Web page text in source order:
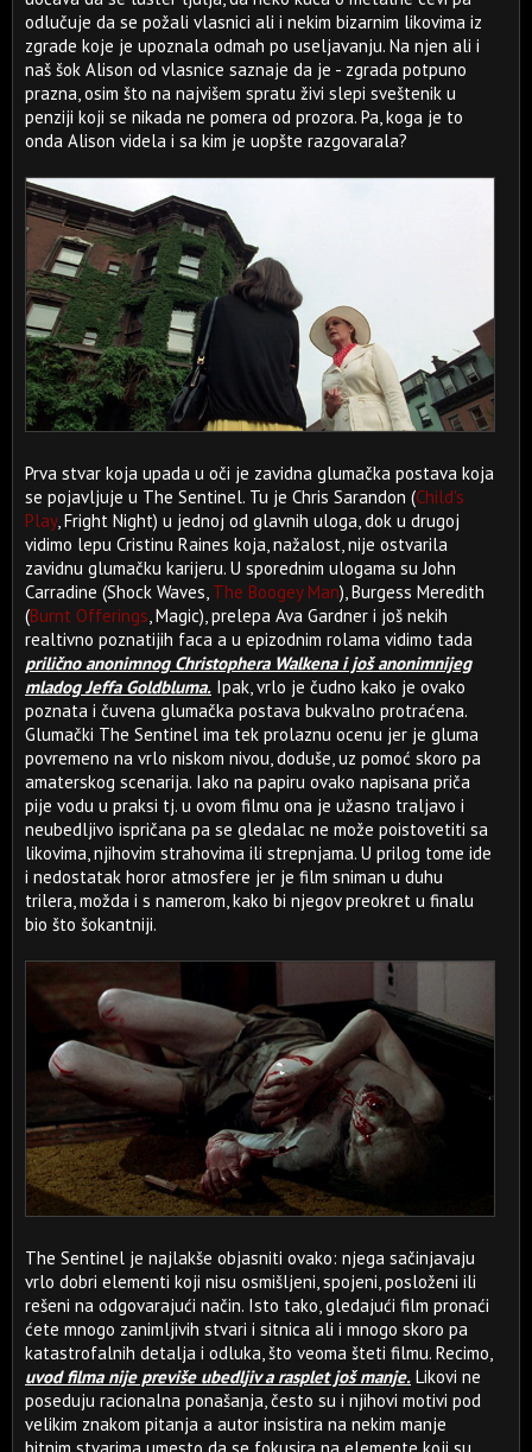
odlučuje da se požali vlasnici ali i nekim bizarnim likovima iz
zgrade koje je upoznala odmah po useljavanju. Na njen ali i
naš šok Alison od vlasnice saznaje da je - zgrada potpuno
prazna, osim što na najvišem spratu živi slepi sveštenik u
penziji koji se nikada ne pomera od prozora. Pa, koga je to
onda Alison videla i sa kim je uopšte razgovarala?
Prva stvar koja upada u oči je zavidna glumačka postava koja
se pojavljuje u The Sentinel. Tu je Chris Sarandon (Child's
Play, Fright Night) u jednoj od glavnih uloga, dok u drugoj
vidimo lepu Cristinu Raines koja, nažalost, nije ostvarila
zavidnu glumačku karijeru. U sporednim ulogama su John
Carradine (Shock Waves, The Boogey Man), Burgess Meredith
(Burnt Offerings, Magic), prelepa Ava Gardner i još nekih
realtivno poznatijih faca a u epizodnim rolama vidimo tada
prilično anonimnog Christophera Walkena i još anonimnijeg
mladog Jeffa Goldbluma. Ipak, vrlo je čudno kako je ovako
poznata i čuvena glumačka postava bukvalno protraćena.
Glumački The Sentinel ima tek prolaznu ocenu jer je gluma
povremeno na vrlo niskom nivou, doduše, uz pomoć skoro pa
amaterskog scenarija. Iako na papiru ovako napisana priča
pije vodu u praksi tj. u ovom filmu ona je užasno traljavo i
neubedljivo ispričana pa se gledalac ne može poistovetiti sa
likovima, njihovim strahovima ili strepnjama. U prilog tome ide
i nedostatak horor atmosfere jer je film sniman u duhu
trilera, možda i s namerom, kako bi njegov preokret u finalu
bio što šokantniji.
The Sentinel je najlakše objasniti ovako: njega sačinjavaju
vrlo dobri elementi koji nisu osmišljeni, spojeni, posloženi ili
rešeni na odgovarajući način. Isto tako, gledajući film pronaći
ćete mnogo zanimljivih stvari i sitnica ali i mnogo skoro pa
katastrofalnih detalja i odluka, što veoma šteti filmu. Recimo,
uvod filma nije previše ubedljiv a rasplet još manje. Likovi ne
poseduju racionalna ponašanja, često su i njihovi motivi pod
velikim znakom pitanja a autor insistira na nekim manje
bitnim stvarima umesto da se fokusira na elemente koji su